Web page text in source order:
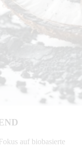
auf biobasierte